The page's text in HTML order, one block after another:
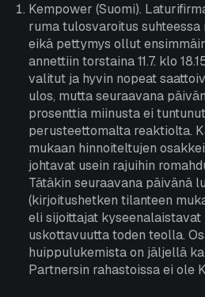
Kempower (Suomi).
ruma tulosvaroitus
eikä pettymys ollut
annettiin torstaina 11.7. klo
valitut ja hyvin nopeat
ulos, mutta seuraavana
prosenttia miinusta ei
perusteettomalta reaktiolta.
mukaan hinnoiteltujen
johtavat usein rajuihin
Tätäkin seuraavana päivänä
(kirjoitushetken tilanteen
eli sijoittajat kyseenalaistavat
uskottavuutta toden teolla.
huippulukemista on jäljellä
Partnersin rahastoissa ei ole